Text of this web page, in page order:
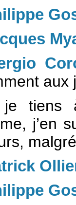
aux
je tiens
j’en